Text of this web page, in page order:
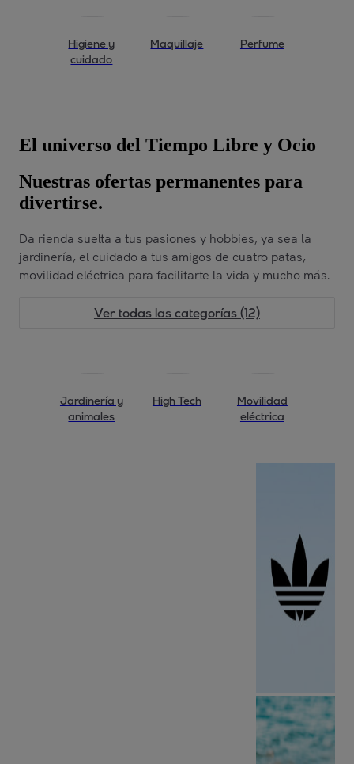
Higiene y
cuidado
Maquillaje Perfume
El universo del Tiempo Libre y Ocio
Nuestras ofertas permanentes para
divertirse.
Da rienda suelta a tus pasiones y hobbies, ya sea la
jardinería, el cuidado a tus amigos de cuatro patas,
movilidad eléctrica para facilitarte la vida y mucho más.
Ver todas las categorías (12)
Jardinería y
animales
High Tech
Movilidad
eléctrica